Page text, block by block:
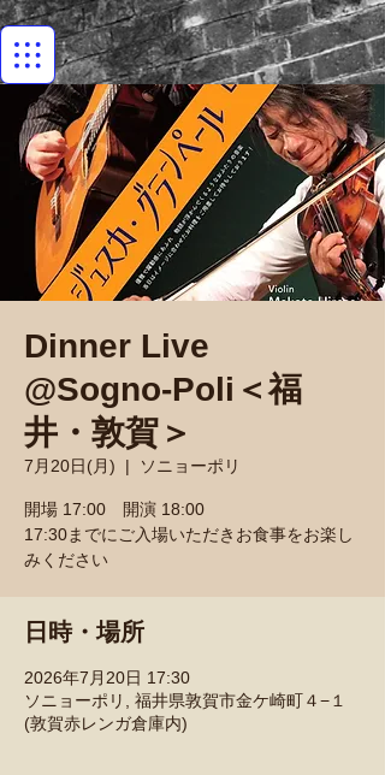
Dinner Live
@Sogno-Poli＜福
井・敦賀＞
7月20日(月)
  |
ソニョーポリ
開場 17:00 開演 18:00
17:30までにご入場いただきお食事をお楽し
みください
日時・場所
2026年7月20日 17:30
ソニョーポリ, 福井県敦賀市金ケ崎町４−１
(敦賀赤レンガ倉庫内)